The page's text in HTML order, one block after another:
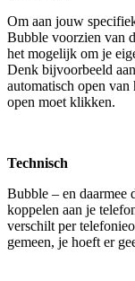
Om aan jouw
Bubble voorzien van
het mogelijk om je
Denk bijvoorbeeld
automatisch open
open moet klikken.
Technisch
Bubble – en daarmee
koppelen aan je
verschilt per
gemeen, je hoeft er